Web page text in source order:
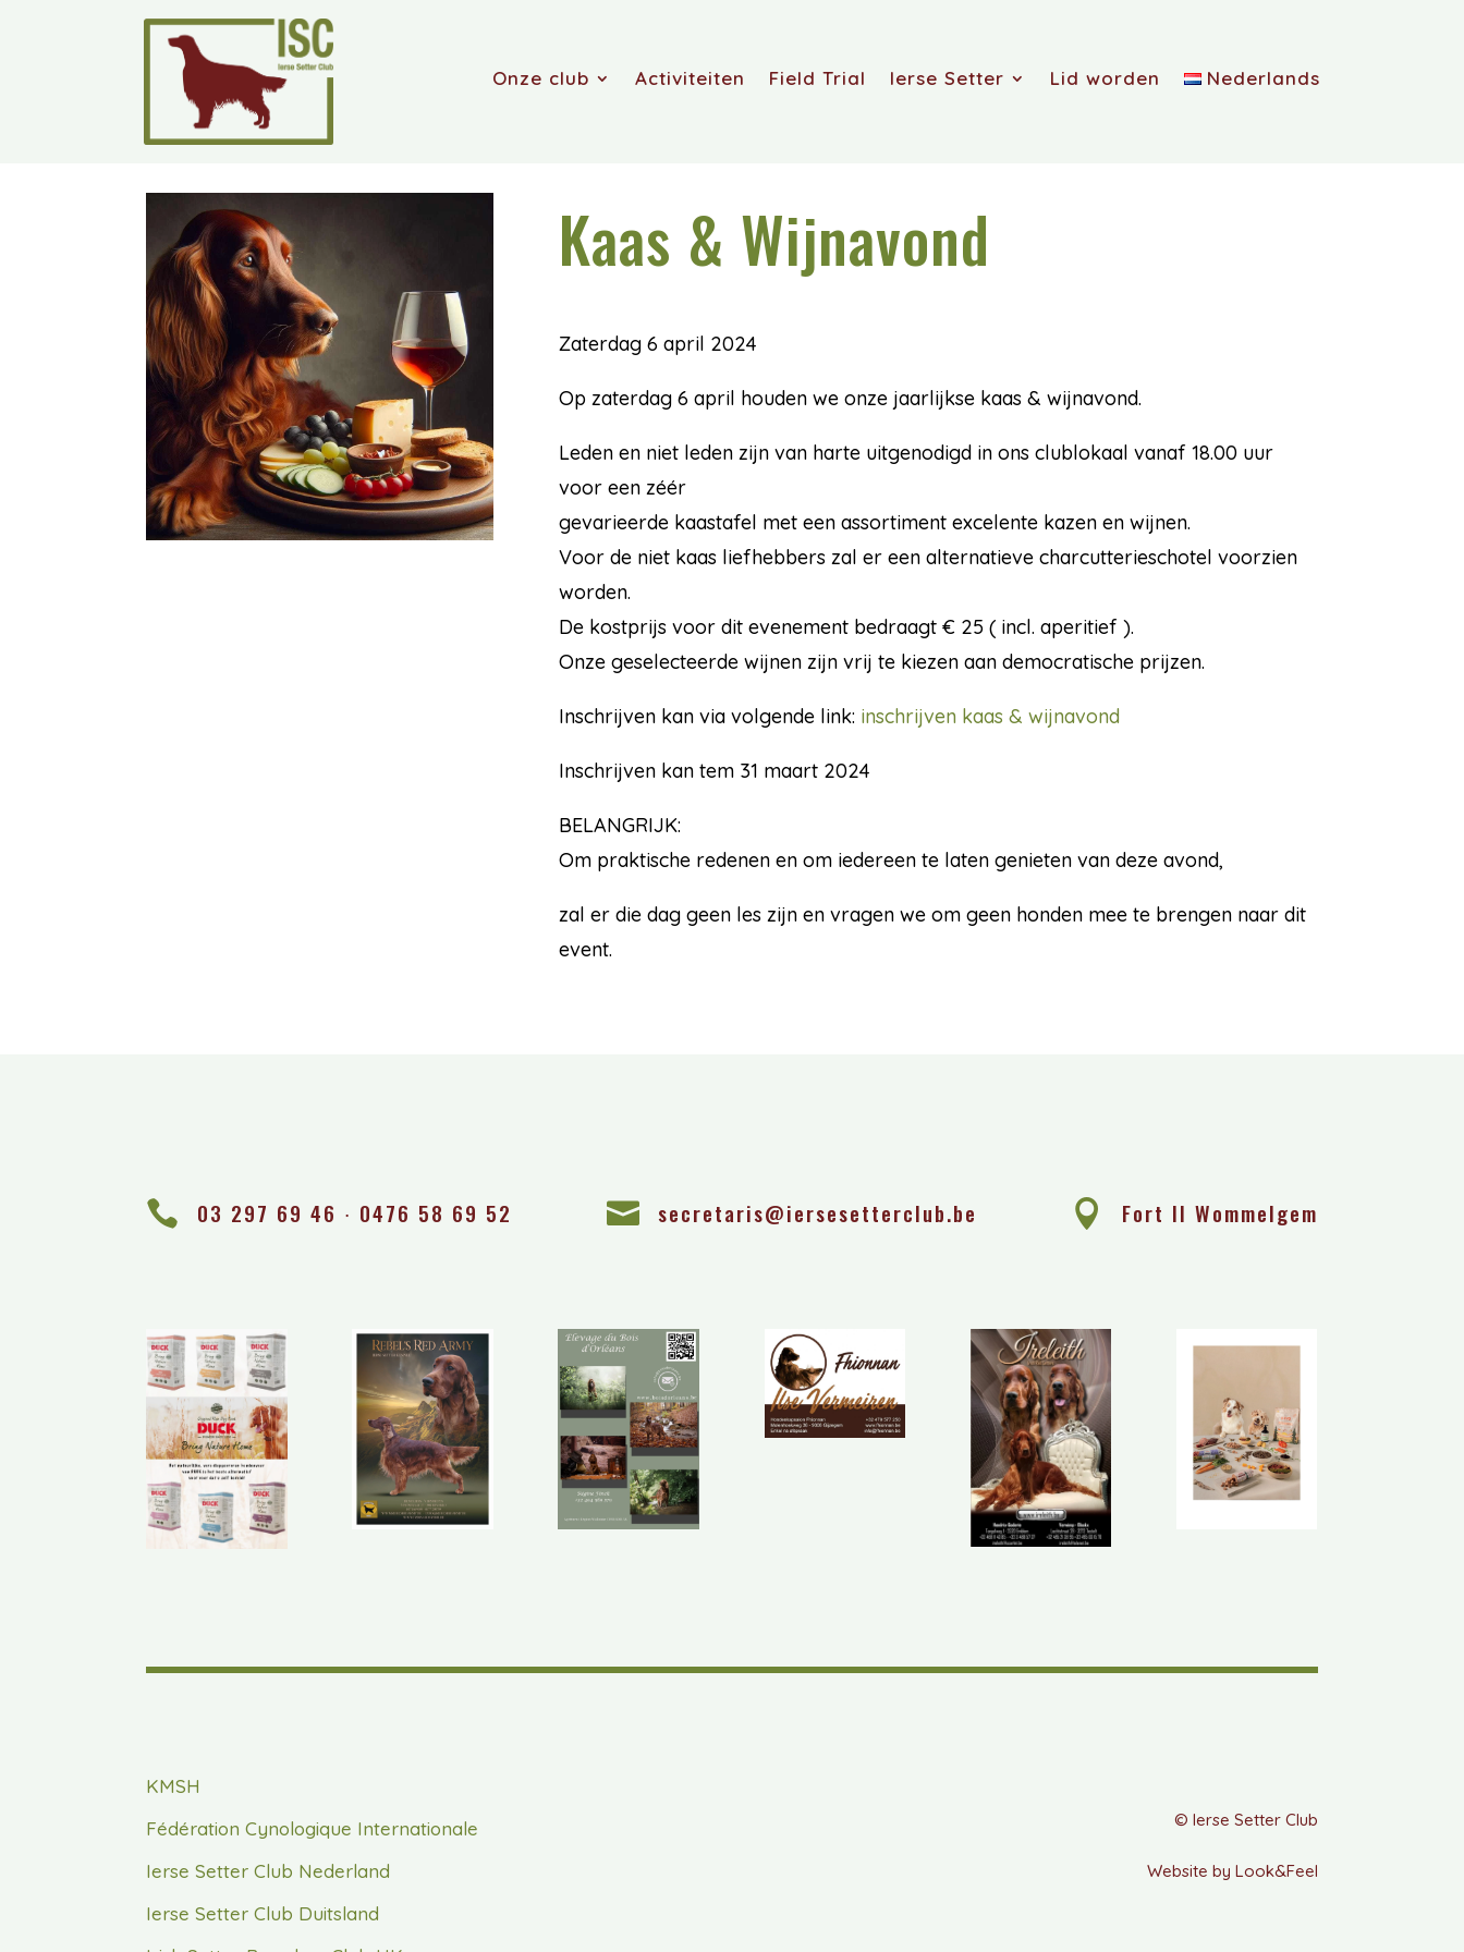
Onze club Activiteiten Field Trial Ierse Setter Lid worden Nederlands
Kaas & Wijnavond
Zaterdag 6 april 2024
Op zaterdag 6 april houden we onze jaarlijkse kaas & wijnavond.
Leden en niet leden zijn van harte uitgenodigd in ons clublokaal vanaf 18.00 uur
voor een zéér
gevarieerde kaastafel met een assortiment excelente kazen en wijnen.
Voor de niet kaas liefhebbers zal er een alternatieve charcutterieschotel voorzien
worden.
De kostprijs voor dit evenement bedraagt € 25 ( incl. aperitief ).
Onze geselecteerde wijnen zijn vrij te kiezen aan democratische prijzen.
Inschrijven kan via volgende link: inschrijven kaas & wijnavond
Inschrijven kan tem 31 maart 2024
BELANGRIJK:
Om praktische redenen en om iedereen te laten genieten van deze avond,
zal er die dag geen les zijn en vragen we om geen honden mee te brengen naar dit
event.
 03 297 69 46 ∙ 0476 58 69 52  secretaris@iersesetterclub.be  Fort II Wommelgem
KMSH
Fédération Cynologique Internationale
Ierse Setter Club Nederland
Ierse Setter Club Duitsland
© Ierse Setter Club
Website by Look&Feel